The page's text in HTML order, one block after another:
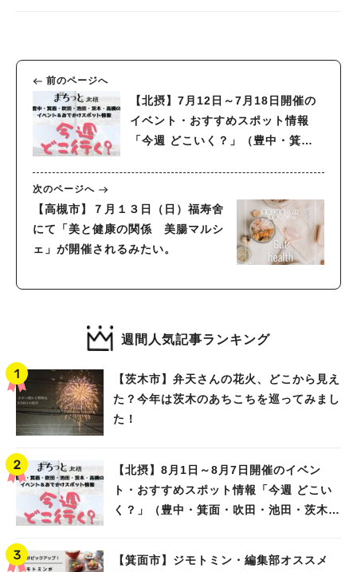
前のページへ
【北摂】7月12日～7月18日開催の
イベント・おすすめスポット情報
「今週 どこいく？」（豊中・箕
次のページへ
【高槻市】７月１３日（日）福寿舍
にて「美と健康の関係 美腸マルシ
ェ」が開催されるみたい。
週間人気記事ランキング
【茨木市】弁天さんの花火、どこから見え
た？今年は茨木のあちこちを巡ってみまし
た！
【北摂】8月1日～8月7日開催のイベン
ト・おすすめスポット情報「今週 どこい
く？」（豊中・箕面・吹田・池田・茨木・
【箕面市】ジモトミン・編集部オススメ